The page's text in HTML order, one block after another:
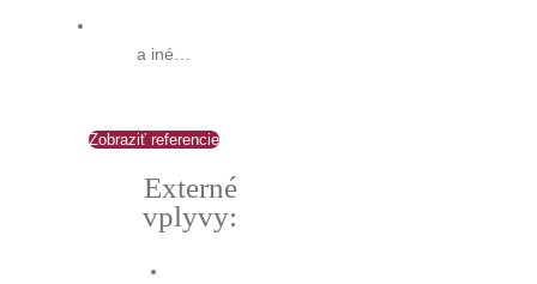
a iné…
Zobraziť referencie
Externé
vplyvy: